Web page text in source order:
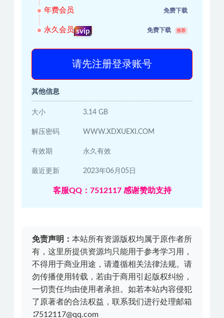
年费会员 免费下载
永久会员 svip 免费下载 推荐
请先注册登录账号
其他信息
大小 3.14 GB
解压密码 WWW.XDXUEXI.COM
有效期 永久有效
最近更新 2023年06月05日
客服QQ：7512117 感谢赞助支持
免责声明： 本站所有资源版权均属于原作者所
有，这里所提供资源均只能用于参考学习用，
不得用于商业用途，请遵循相关法律法规。请
勿传播使用转载，若由于商用引起版权纠纷，
一切责任均由使用者承担。如若本站内容侵犯
了原著者的合法权益，联系我们进行处理邮箱
∶7512117@qq.com